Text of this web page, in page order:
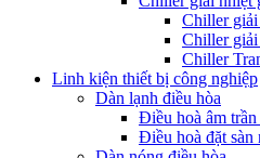
Chiller
Chiller
Chiller
Linh kiện thiết bị công nghiệp
Dàn lạnh điều hòa
Điều hoà âm
Điều hoà đặt sàn